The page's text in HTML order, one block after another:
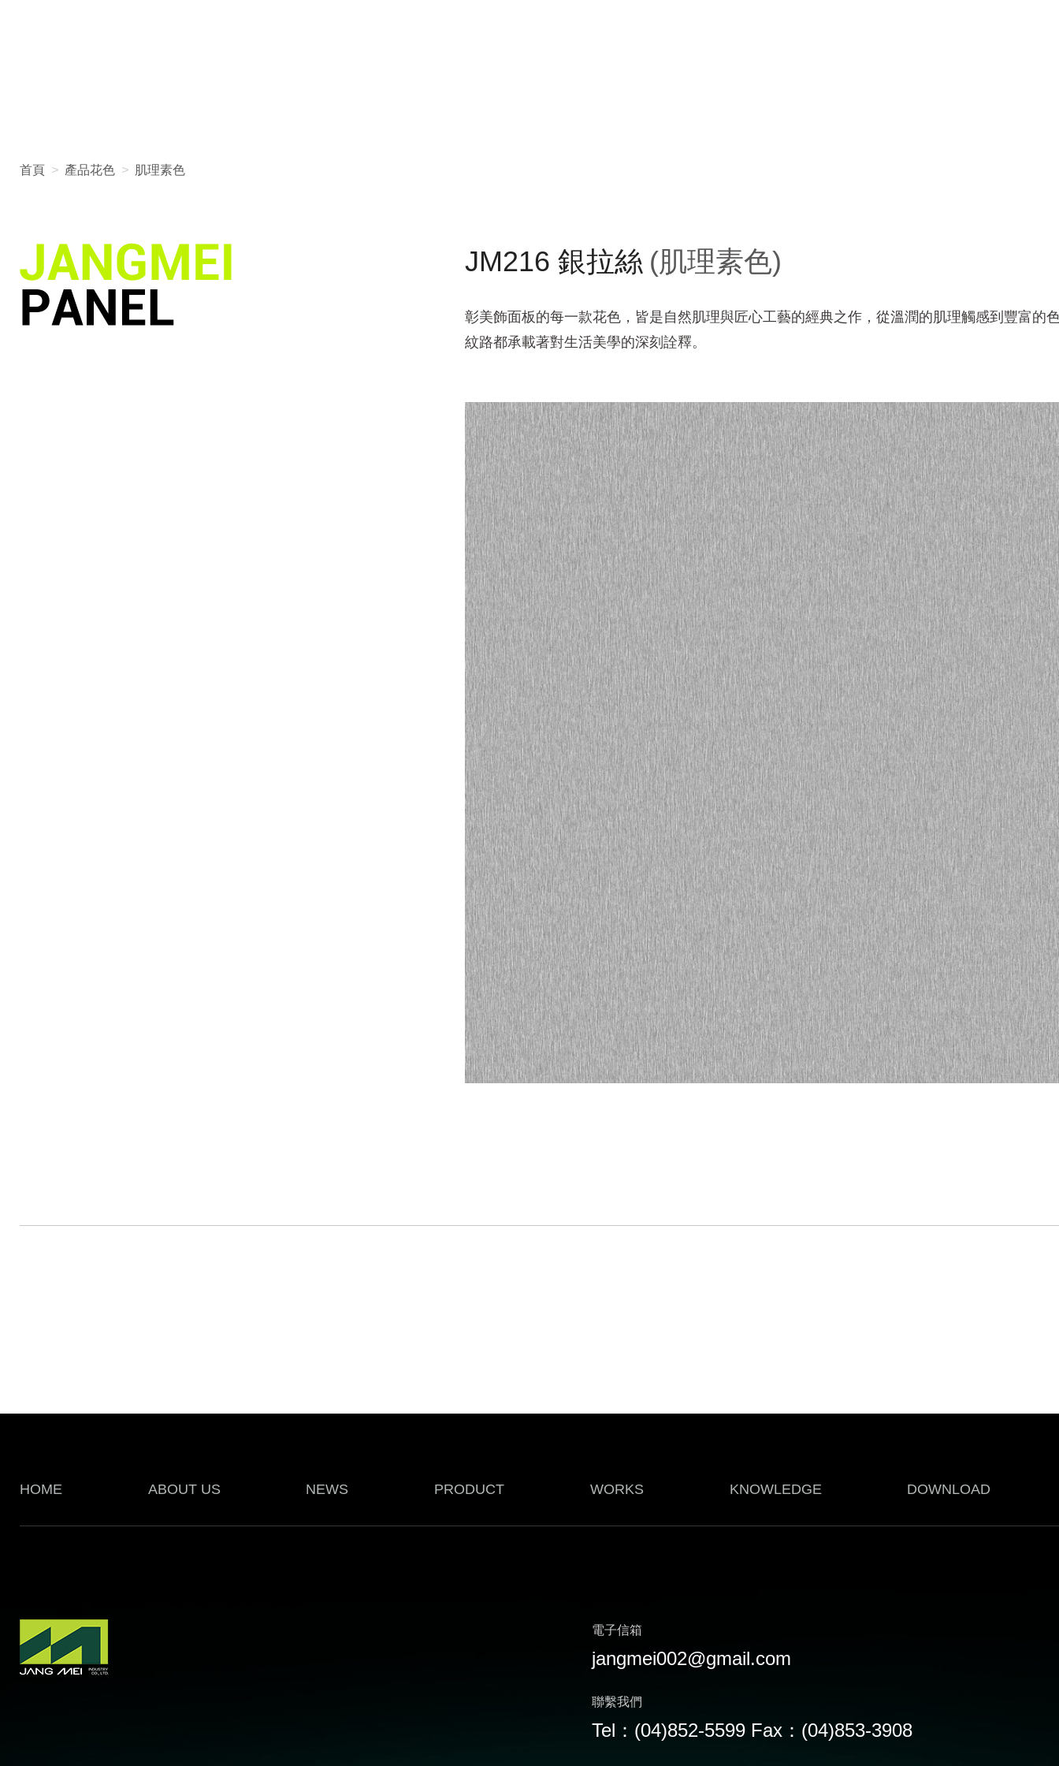
首頁 > 產品花色 > 肌理素色
JM216 銀拉絲 (肌理素色)
彰美飾面板的每一款花色，皆是自然肌理與匠心工藝的經典之作，從溫潤的肌理觸感到豐富的
紋路都承載著對生活美學的深刻詮釋。
HOME ABOUT US NEWS PRODUCT WORKS KNOWLEDGE DOWNLOAD
電子信箱
jangmei002@gmail.com
聯繫我們
Tel：(04)852-5599 Fax：(04)853-3908